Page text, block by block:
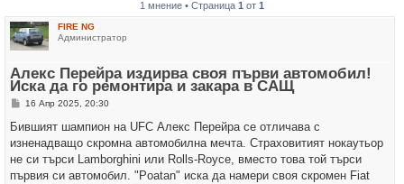
1 мнение • Страница 1 от 1
FIRE NG
Администратор
Алекс Перейра издирва своя първи автомобил!
Иска да го ремонтира и закара в САЩ
М
е
и
е
16 Апр 2025, 20:30
Бившият шампион на UFC Алекс Перейра се отличава с
изненадващо скромна автомобилна мечта. Страховитият нокаутьор
не си търси Lamborghini или Rolls-Royce, вместо това той търси
първия си автомобил. "Poatan" иска да намери своя скромен Fiat